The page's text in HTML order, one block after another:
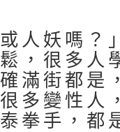
或人妖嗎？
鬆，很多人
確滿街都是
很多變性人
泰拳手，都